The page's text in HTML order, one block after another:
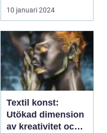
stilistisk riktning som
fr...
10 januari 2024
Textil konst:
Utökad dimension
av kreativitet och